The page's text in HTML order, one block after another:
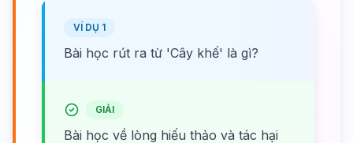
VÍ DỤ 1
Bài học rút ra từ 'Cây khế' là gì?
GIẢI
Bài học về lòng hiếu thảo và tác hại